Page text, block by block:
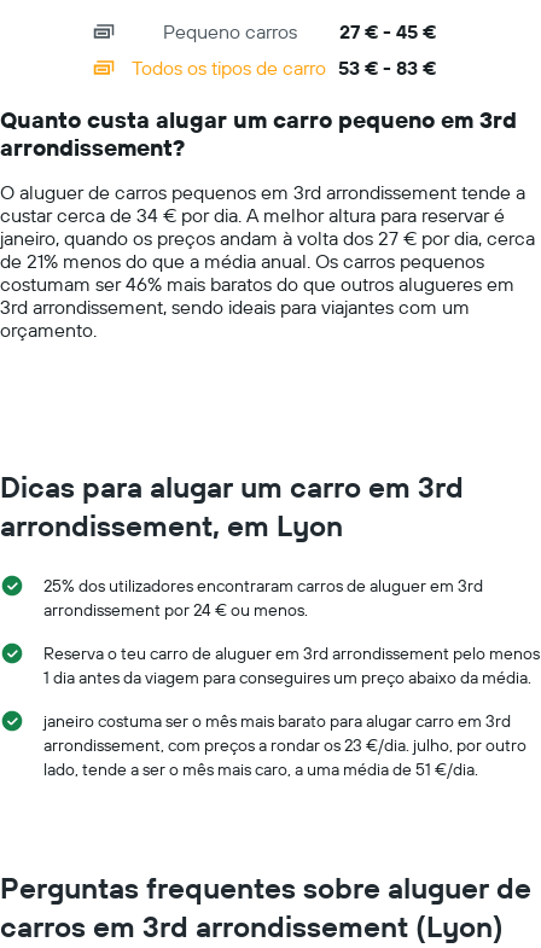
categories.
The
has
1
Y
axis
displaying
values.
Range:
Pequeno carros
27 € - 45 €
Todos os tipos de carro 53 € - 83 €
Quanto custa alugar um carro pequeno em 3rd
arrondissement?
O aluguer de carros pequenos em 3rd arrondissement tende a
custar cerca de 34 € por dia. A melhor altura para reservar é
janeiro, quando os preços andam à volta dos 27 € por dia, cerca
de 21% menos do que a média anual. Os carros pequenos
costumam ser 46% mais baratos do que outros alugueres em
3rd arrondissement, sendo ideais para viajantes com um
orçamento.
Dicas para alugar um carro em 3rd
arrondissement, em Lyon
25% dos utilizadores encontraram carros de aluguer em 3rd
arrondissement por 24 € ou menos.
Reserva o teu carro de aluguer em 3rd arrondissement pelo menos
1 dia antes da viagem para conseguires um preço abaixo da média.
janeiro costuma ser o mês mais barato para alugar carro em 3rd
arrondissement, com preços a rondar os 23 €/dia. julho, por outro
lado, tende a ser o mês mais caro, a uma média de 51 €/dia.
Perguntas frequentes sobre aluguer de
carros em 3rd arrondissement (Lyon)